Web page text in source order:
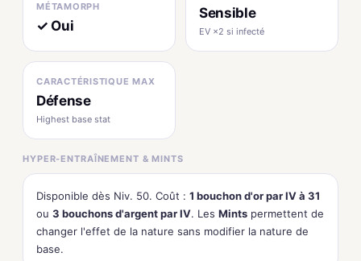
MÉTAMORPH
✓ Oui
Sensible
EV ×2 si infecté
CARACTÉRISTIQUE MAX
Défense
Highest base stat
HYPER-ENTRAÎNEMENT & MINTS
Disponible dès Niv. 50. Coût : 1 bouchon d'or par IV à 31
ou 3 bouchons d'argent par IV. Les Mints permettent de
changer l'effet de la nature sans modifier la nature de
base.